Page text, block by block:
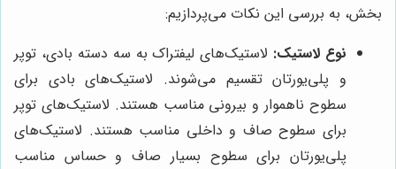
بخش، به بررسی این نکات می‌پردازیم:
نوع لاستیک: لاستیک‌های لیفتراک به سه دسته بادی، توپر
و پلی‌یورتان تقسیم می‌شوند. لاستیک‌های بادی برای
سطوح ناهموار و بیرونی مناسب هستند. لاستیک‌های توپر
برای سطوح صاف و داخلی مناسب هستند. لاستیک‌های
پلی‌یورتان برای سطوح بسیار صاف و حساس مناسب